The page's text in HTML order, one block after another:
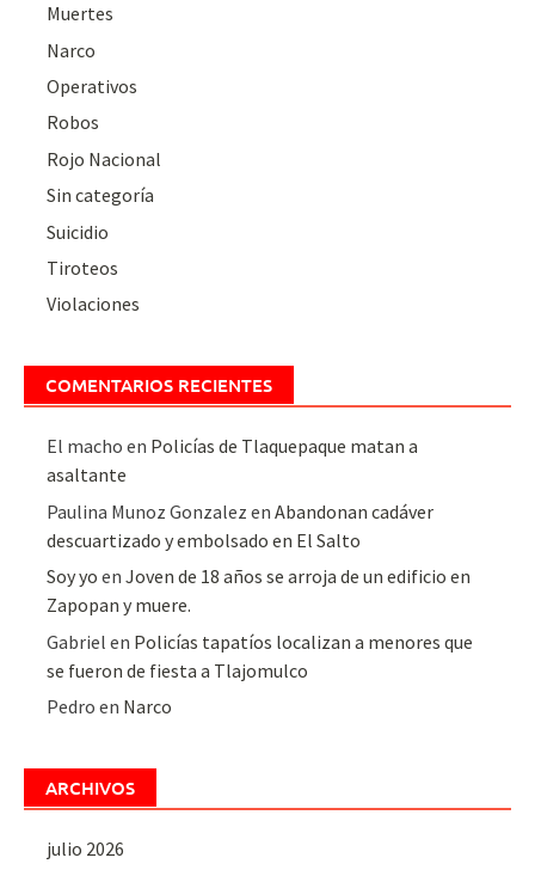
Muertes
Narco
Operativos
Robos
Rojo Nacional
Sin categoría
Suicidio
Tiroteos
Violaciones
COMENTARIOS RECIENTES
El macho en Policías de Tlaquepaque matan a
asaltante
Paulina Munoz Gonzalez enAbandonan cadáver
descuartizado y embolsado en El Salto
Soy yo enJoven de 18 años se arroja de un edificio en
Zapopan y muere.
Gabriel en Policías tapatíos localizan a menores que
se fueron de fiesta a Tlajomulco
Pedro en Narco
ARCHIVOS
julio 2026